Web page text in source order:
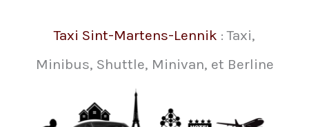
Taxi Sint-Martens-Lennik : Taxi,
Minibus, Shuttle, Minivan, et Berline